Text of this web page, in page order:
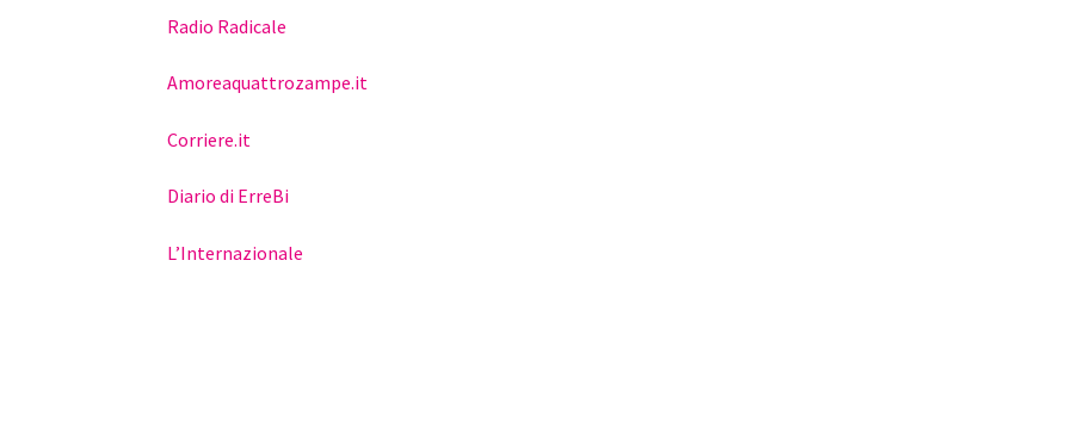
Radio Radicale
Amoreaquattrozampe.it
Corriere.it
Diario di ErreBi
L’Internazionale